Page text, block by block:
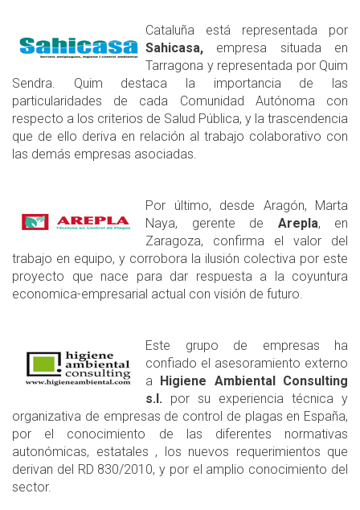
Cataluña está representada por
Sahicasa, empresa situada en
Tarragona y representada por Quim
Sendra. Quim destaca la importancia de las
particularidades de cada Comunidad Autónoma con
respecto a los criterios de Salud Pública, y la trascendencia
que de ello deriva en relación al trabajo colaborativo con
las demás empresas asociadas.
Por último, desde Aragón, Marta
Naya, gerente de Arepla, en
Zaragoza, confirma el valor del
trabajo en equipo, y corrobora la ilusión colectiva por este
proyecto que nace para dar respuesta a la coyuntura
economica-empresarial actual con visión de futuro.
Este grupo de empresas ha
confiado el asesoramiento externo
a
Higiene Ambiental Consulting
s.l. por su experiencia técnica y
organizativa de empresas de control de plagas en España,
por el conocimiento de las diferentes normativas
autonómicas, estatales , los nuevos requerimientos que
derivan del RD 830/2010, y por el amplio conocimiento del
sector.